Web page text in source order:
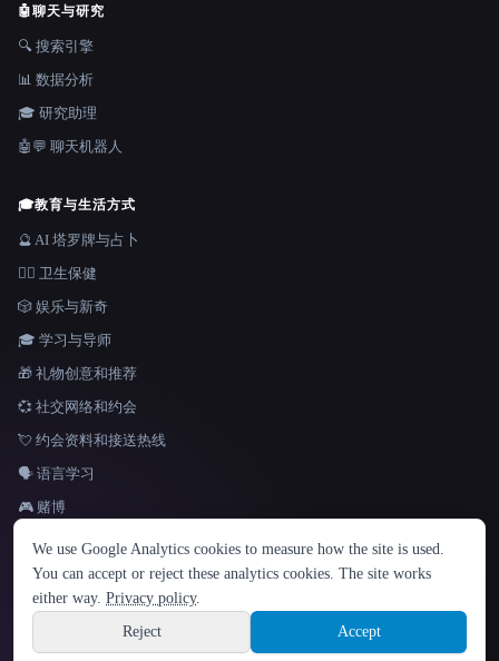
语言
English español Français Русский 简体中文
Hindi
Sign up
🤖聊天与研究
🔍 搜索引擎
📊 数据分析
🎓 研究助理
🤖💬 聊天机器人
🎓教育与生活方式
🔮 AI 塔罗牌与占卜
👩‍⚕️ 卫生保健
🎲 娱乐与新奇
🎓 学习与导师
🎁 礼物创意和推荐
💞 社交网络和约会
💘 约会资料和接送热线
🗣️ 语言学习
🎮 赌博
Site information
© 2026 That AI Collection. 保留所有权利。
Built with Metatron ★
build de3d624c
We use Google Analytics cookies to measure how the site is used.
You can accept or reject these analytics cookies. The site works
either way. Privacy policy.
Reject
Accept